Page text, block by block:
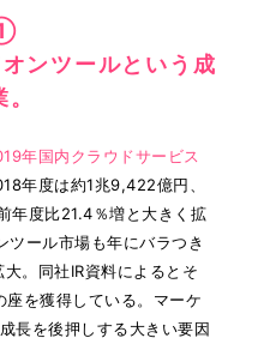
ンツールという成
年国内クラウドサービス
年度は約1兆9,422億円、
年度比21.4％増と大きく拡
ール市場も年にバラつき
。同社IR資料によるとそ
を獲得している。マーケ
長を後押しする大きい要因